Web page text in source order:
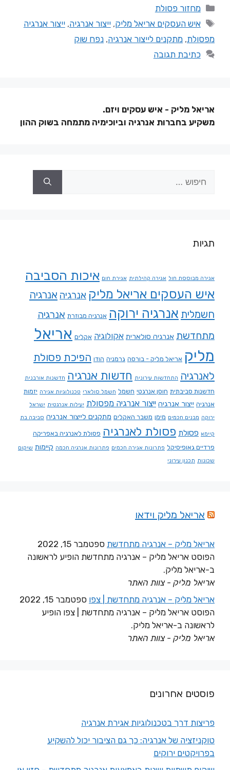
מחזור פסולת
איש העסקים אריאל מליק,ייצור אנרגיה,ייצור אנרגיה
מפסולת, מתקנים לייצור אנרגיה, נפח שוק
כתיבת תגובה
אריאל מליק - איש עסקים ויזם.
משקיע בחברות אנרגיה וביוכימיה מתמחה בשוק ההון
תגיות
אגירה מבוססת חול אגירה קהילתית אגירת חום איכות הסביבה
איש העסקים אריאל מליק אנרגיה אנרגיה
חשמלית אנרגיה ירוקה אנרגיה מבוזרת אנרגיה
מתחדשת אנרגיה סולארית אקולוגיה אקלים אריאל
מליק אריאל מליק - בורסה גרמניה הודו הפיכת פסולת
לאנרגיה התחדשות עירונית חדשות אנרגיה חדשנות אורבנית
חדשנות סביבתית חוסן אנרגטי חשמל חשמל סולארי טכנולוגיות אגירה יזמות
אנרגיה ייצור אנרגיה ייצור אנרגיה מפסולת יעילות אנרגטית ישראל
ירוקה מבנים חכמים מימן משבר האקלים מתקנים לייצור אנרגיה סביבה בת
קיימא פסולת פסולת לאנרגיה פסולת לאנרגיה באפריקה
פרדיים גאופיסיקל פתרונות אגירה חכמים פתרונות אנרגיה חכמה קיימות שיקום
שכונות תכנון עירוני
אריאל מליק וידאו
אריאל מליק – אנרגיה מתחדשת ספטמבר 15, 2022
הפוסט אריאל מליק – אנרגיה מתחדשת הופיע לראשונה
ב-אריאל מליק.
אריאל מליק - צוות האתר
אריאל מליק – אנרגיה מתחדשת | צפו ספטמבר 15, 2022
הפוסט אריאל מליק – אנרגיה מתחדשת | צפו הופיע
לראשונה ב-אריאל מליק.
אריאל מליק - צוות האתר
פוסטים אחרונים
פריצות דרך בטכנולוגיות אגירת אנרגיה
טוקניזציה של אנרגיה: כך גם הציבור יכול להשקיע
בפרויקטים ירוקים